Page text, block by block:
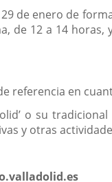
de enero de
de 12 a 14
referencia en
o su
y otras